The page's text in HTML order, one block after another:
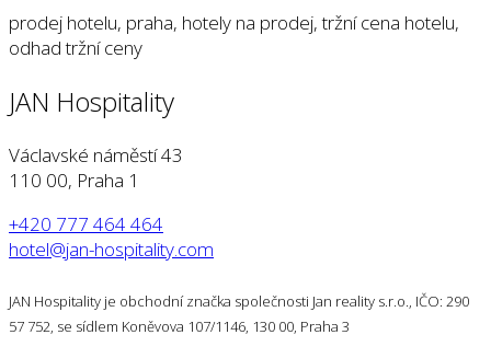
prodej hotelu, praha, hotely na prodej, tržní cena hotelu,
odhad tržní ceny
JAN Hospitality
Václavské náměstí 43
110 00, Praha 1
+420 777 464 464
hotel@jan-hospitality.com
JAN Hospitality je obchodní značka společnosti Jan reality s.r.o., IČO: 290
57 752, se sídlem Koněvova 107/1146, 130 00, Praha 3